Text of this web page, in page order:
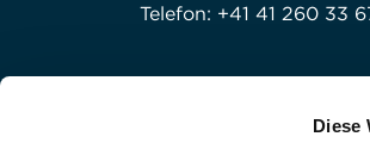
Diese
Telefon: +41 41 260 33